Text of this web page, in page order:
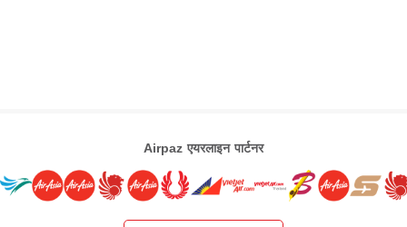
Airpaz एयरलाइन पार्टनर